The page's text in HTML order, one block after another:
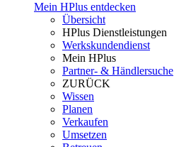
Mein HPlus entdecken
Übersicht
HPlus Dienstleistungen
Werkskundendienst
Mein HPlus
Partner- & Händlersuche
ZURÜCK
Wissen
Planen
Verkaufen
Umsetzen